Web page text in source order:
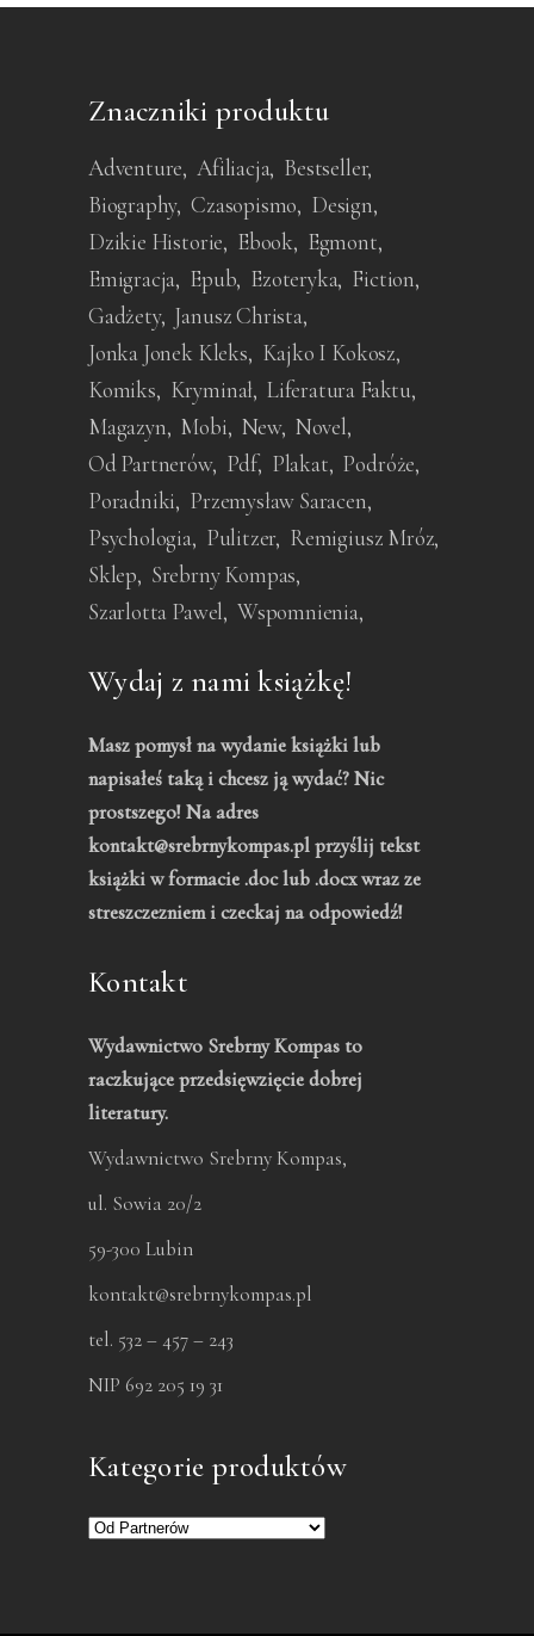
Znaczniki produktu
Adventure Afiliacja Bestseller
Biography Czasopismo
Design
Dzikie Historie
Ebook
Egmont
Emigracja
Epub Ezoteryka Fiction
Gadżety Janusz Christa
Jonka Jonek Kleks
Kajko I Kokosz
Komiks
Kryminał Liferatura Faktu
Magazyn Mobi New Novel
Od Partnerów Pdf Plakat Podróże
Poradniki
Przemysław Saracen
Psychologia
Pulitzer Remigiusz Mróz
Sklep
Srebrny Kompas
Szarlotta Pawel Wspomnienia
Wydaj z nami książkę!
Masz pomysł na wydanie książki lub
napisałeś taką i chcesz ją wydać? Nic
prostszego! Na adres
kontakt@srebrnykompas.pl przyślij tekst
książki w formacie .doc lub .docx wraz ze
streszczezniem i czeckaj na odpowiedź!
Kontakt
Wydawnictwo Srebrny Kompas to
raczkujące przedsięwzięcie dobrej
literatury.
Wydawnictwo Srebrny Kompas,
ul. Sowia 20/2
59-300 Lubin
kontakt@srebrnykompas.pl
tel. 532 – 457 – 243
NIP 692 205 19 31
Kategorie produktów